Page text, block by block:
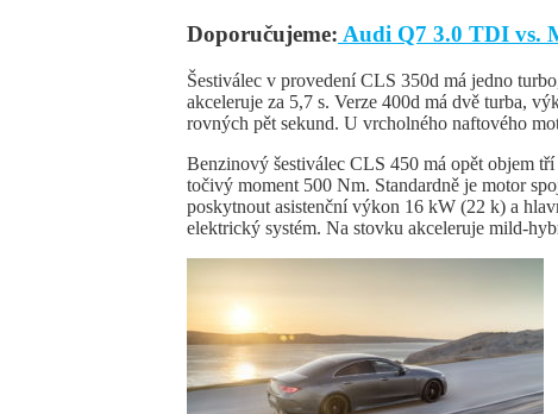
Doporučujeme: Audi Q7 3.0 TDI vs.
Šestiválec v provedení CLS 350d má jedno
akceleruje za 5,7 s. Verze 400d má dvě turba,
rovných pět sekund. U vrcholného naftového
Benzinový šestiválec CLS 450 má opět objem
točivý moment 500 Nm. Standardně je motor
poskytnout asistenční výkon 16 kW (22 k) a
elektrický systém. Na stovku akceleruje mild-